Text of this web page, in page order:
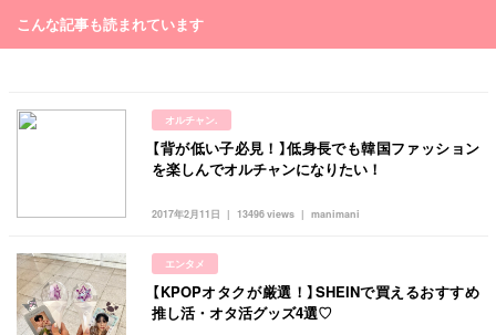
こんな記事も読まれています
オルチャン.
2017年2月11日 manimani
13496 views
【背が低い子必見！】低身長でも韓国ファッション
を楽しんでオルチャンになりたい！
エンタメ
【KPOPオタクが厳選！】SHEINで買えるおすすめ
推し活・オタ活グッズ4選♡